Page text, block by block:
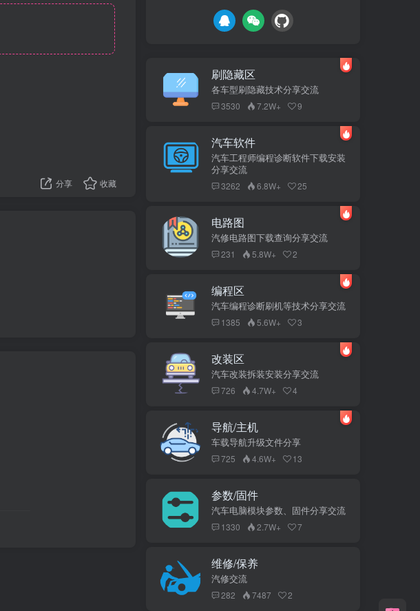
分享 收藏
刷隐藏区
各车型刷隐藏技术分享交流
3530 7.2W+ 9
汽车软件
汽车工程师编程诊断软件下载安装
分享交流
3262 6.8W+ 25
电路图
汽修电路图下载查询分享交流
231 5.8W+ 2
编程区
汽车编程诊断刷机等技术分享交流
1385 5.6W+ 3
改装区
汽车改装拆装安装分享交流
726 4.7W+ 4
导航/主机
车载导航升级文件分享
725 4.6W+ 13
参数/固件
汽车电脑模块参数、固件分享交流
1330 2.7W+ 7
维修/保养
汽修交流
282 7487 2